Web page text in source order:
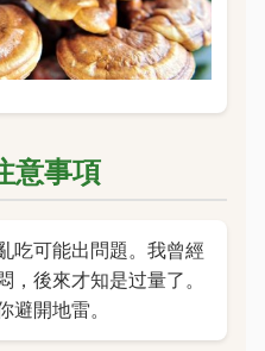
意事項
吃可能出問題。我曾經
後來才知是过量了。
避開地雷。